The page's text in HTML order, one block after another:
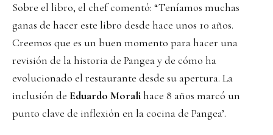
Sobre el libro, el chef comentó: “Teníamos muchas
ganas de hacer este libro desde hace unos 10 años.
Creemos que es un buen momento para hacer una
revisión de la historia de Pangea y de cómo ha
evolucionado el restaurante desde su apertura. La
inclusión de Eduardo Moralihace 8 años marcó un
punto clave de inflexión en la cocina de Pangea’.